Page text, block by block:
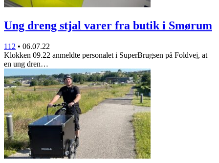
Ung dreng stjal varer fra butik i Smørum
112 • 06.07.22
Klokken 09.22 anmeldte personalet i SuperBrugsen på Foldvej, at
en ung dren…